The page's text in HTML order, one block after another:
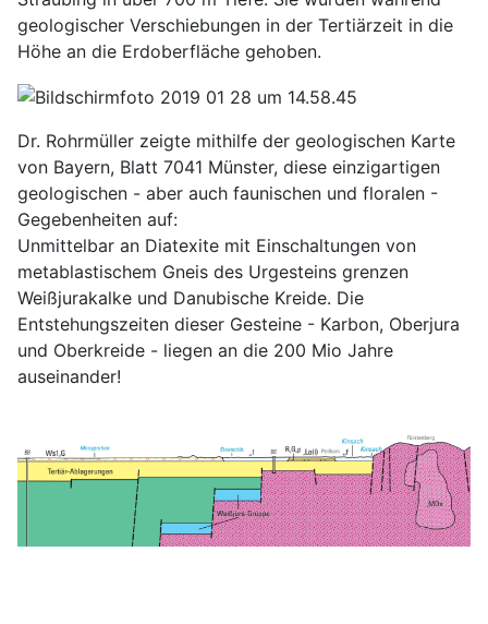
geologischer Verschiebungen in der Tertiärzeit in die
Höhe an die Erdoberfläche gehoben.
Dr. Rohrmüller zeigte mithilfe der geologischen Karte
von Bayern, Blatt 7041 Münster, diese einzigartigen
geologischen - aber auch faunischen und floralen -
Gegebenheiten auf:
Unmittelbar an Diatexite mit Einschaltungen von
metablastischem Gneis des Urgesteins grenzen
Weißjurakalke und Danubische Kreide. Die
Entstehungszeiten dieser Gesteine - Karbon, Oberjura
und Oberkreide - liegen an die 200 Mio Jahre
auseinander!